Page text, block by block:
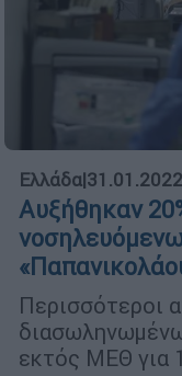
Ελλάδα|
Αυξήθηκαν
Περισσότεροι
εκτός ΜΕΘ για